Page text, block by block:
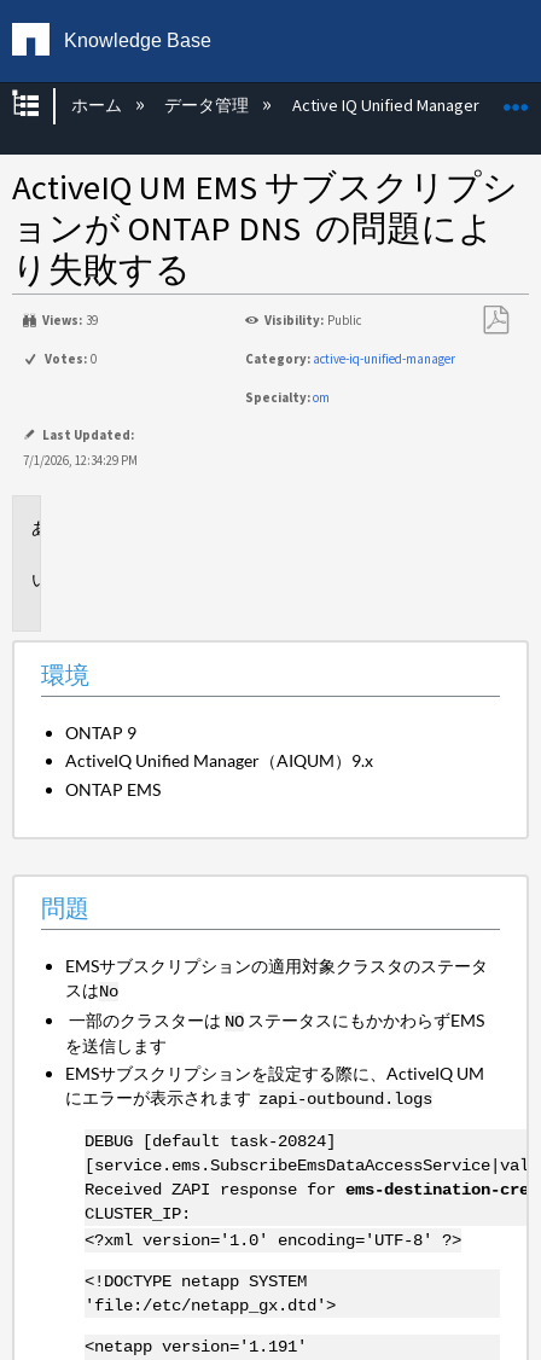
Knowledge Base
グローバル階層を展開/折りたたむ
ホーム データ管理 Active IQ Unified Manager
ActiveIQ UM EMS サブスクリプシ
ョンが ONTAP DNS の問題によ
り失敗する
Views: 39 Visibility: Public
Votes: 0 Category: active-iq-unified-manager
Specialty:om
Last Updated:
7/1/2026, 12:34:29 PM
環境
ONTAP 9
ActiveIQ Unified Manager（AIQUM）9.x
ONTAP EMS
問題
EMSサブスクリプションの適用対象クラスタのステータ
スはNo
一部のクラスターは NO ステータスにもかかわらずEMS
を送信します
EMSサブスクリプションを設定する際に、ActiveIQ UM
にエラーが表示されます zapi-outbound.logs
DEBUG [default task-20824]
Received ZAPI response for ems-destination-
CLUSTER_IP:
<?xml version='1.0' encoding='UTF-8' ?>
<!DOCTYPE netapp SYSTEM
'file:/etc/netapp_gx.dtd'>
<netapp version='1.191'